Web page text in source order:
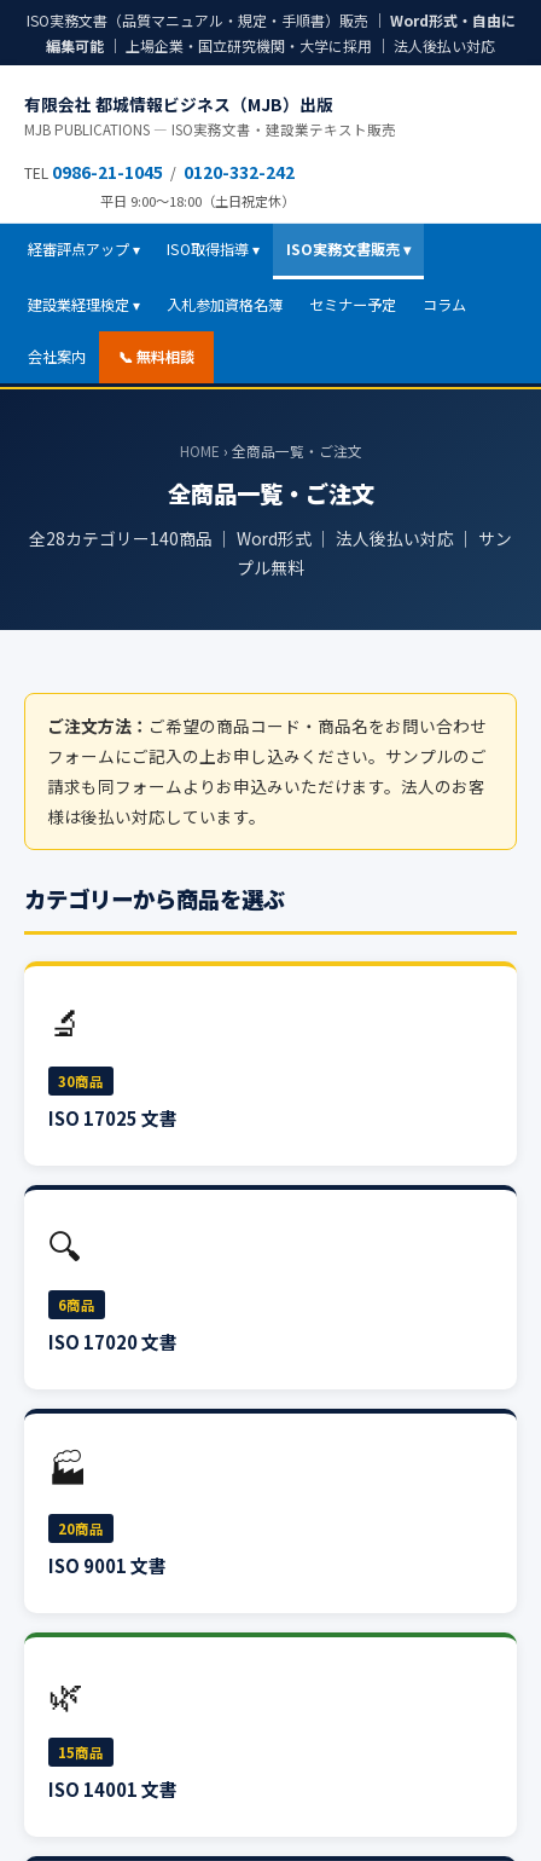
ISO実務文書（品質マニュアル・規定・手順書）販売 ｜ Word形式・自由に
編集可能 ｜ 上場企業・国立研究機関・大学に採用 ｜ 法人後払い対応
有限会社 都城情報ビジネス（MJB）出版
MJB PUBLICATIONS ― ISO実務文書・建設業テキスト販売
TEL 0986-21-1045 / 0120-332-242
平日 9:00〜18:00（土日祝定休）
経審評点アップ ▾ ISO取得指導 ▾ ISO実務文書販売 ▾
建設業経理検定 ▾ 入札参加資格名簿 セミナー予定 コラム
会社案内 📞 無料相談
HOME › 全商品一覧・ご注文
全商品一覧・ご注文
全28カテゴリー140商品 ｜ Word形式 ｜ 法人後払い対応 ｜ サン
プル無料
ご注文方法： ご希望の商品コード・商品名をお問い合わせ
フォームにご記入の上お申し込みください。サンプルのご
請求も同フォームよりお申込みいただけます。法人のお客
様は後払い対応しています。
カテゴリーから商品を選ぶ
🔬
30商品
ISO 17025 文書
🔍
6商品
ISO 17020 文書
🏭
20商品
ISO 9001 文書
🌿
15商品
ISO 14001 文書